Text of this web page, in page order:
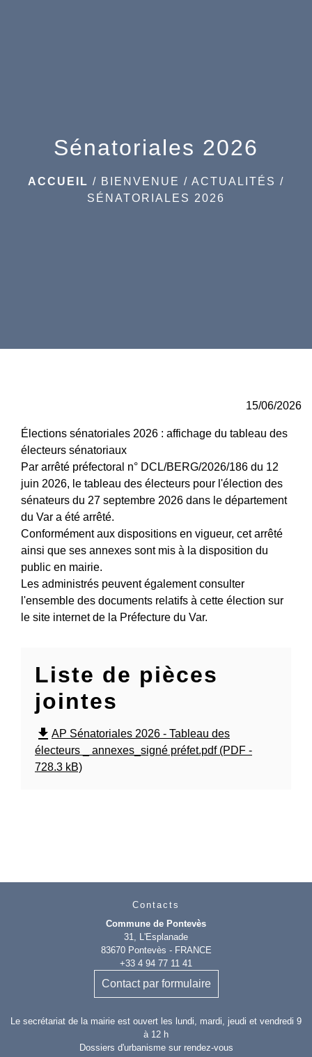
Sénatoriales 2026
ACCUEIL / BIENVENUE / ACTUALITÉS /
SÉNATORIALES 2026
15/06/2026
Élections sénatoriales 2026 : affichage du tableau des
électeurs sénatoriaux
Par arrêté préfectoral n° DCL/BERG/2026/186 du 12
juin 2026, le tableau des électeurs pour l'élection des
sénateurs du 27 septembre 2026 dans le département
du Var a été arrêté.
Conformément aux dispositions en vigueur, cet arrêté
ainsi que ses annexes sont mis à la disposition du
public en mairie.
Les administrés peuvent également consulter
l'ensemble des documents relatifs à cette élection sur
le site internet de la Préfecture du Var.
Liste de pièces
jointes
file_download AP Sénatoriales 2026 - Tableau des
électeurs _ annexes_signé préfet.pdf (PDF -
728.3 kB)
Contacts
Commune de Pontevès
31, L'Esplanade
83670 Pontevès - FRANCE
+33 4 94 77 11 41
Contact par formulaire
Le secrétariat de la mairie est ouvert les lundi, mardi, jeudi et vendredi 9
à 12 h
Dossiers d'urbanisme sur rendez-vous